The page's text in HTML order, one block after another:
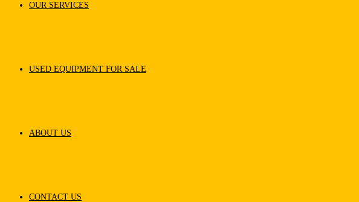
OUR SERVICES
USED EQUIPMENT FOR SALE
ABOUT US
CONTACT US